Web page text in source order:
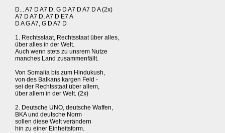
D... A7 D A7 D, G D A7 D A7 D A (2x)
A7 D A7 D, A7 D E7 A
D A G A7, G D A7 D
1. Rechtsstaat, Rechtsstaat über alles,
über alles in der Welt.
Auch wenn stets zu unsrem Nutze
manches Land zusammenfällt.
Von Somalia bis zum Hindukush,
von des Balkans kargen Feld -
sei der Rechtsstaat über allem,
über allem in der Welt. (2x)
2. Deutsche UNO, deutsche Waffen,
BKA und deutsche Norm
sollen diese Welt verändern
hin zu einer Einheitsform.